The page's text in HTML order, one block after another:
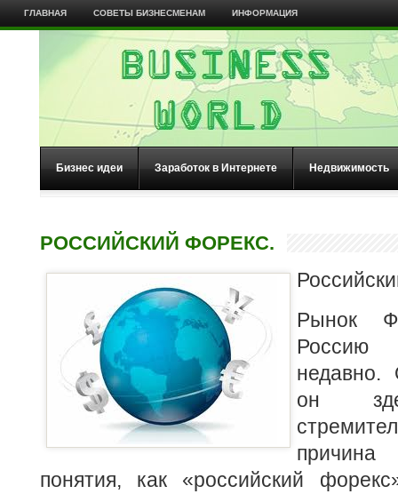
ГЛАВНАЯ СОВЕТЫ БИЗНЕСМЕНАМ ИНФОРМАЦИЯ
Бизнес идеи Заработок в Интернете Недвижимость
РОССИЙСКИЙ ФОРЕКС.
Рынок
недавно.
он
причина
понятия, как «российский